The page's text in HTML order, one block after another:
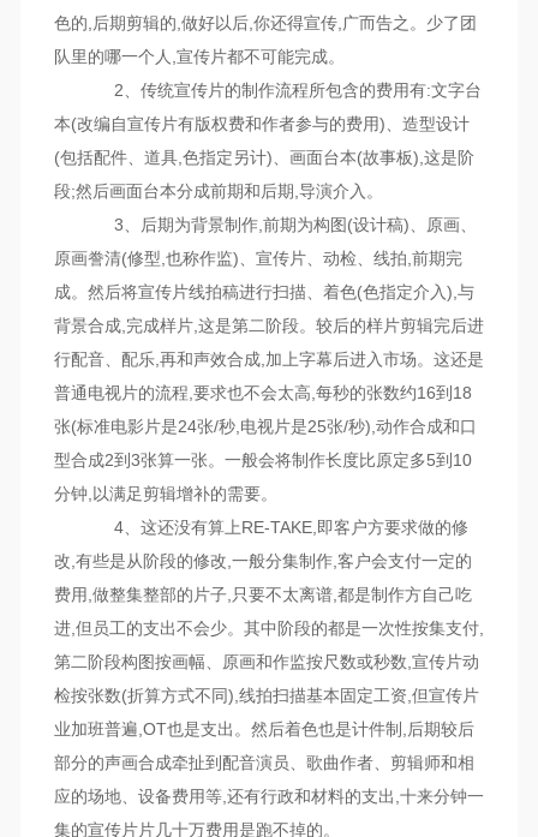
色的,后期剪辑的,做好以后,你还得宣传,广而告之。少了团
队里的哪一个人,宣传片都不可能完成。
2、传统宣传片的制作流程所包含的费用有:文字台
本(改编自宣传片有版权费和作者参与的费用)、造型设计
(包括配件、道具,色指定另计)、画面台本(故事板),这是阶
段;然后画面台本分成前期和后期,导演介入。
3、后期为背景制作,前期为构图(设计稿)、原画、
原画誊清(修型,也称作监)、宣传片、动检、线拍,前期完
成。然后将宣传片线拍稿进行扫描、着色(色指定介入),与
背景合成,完成样片,这是第二阶段。较后的样片剪辑完后进
行配音、配乐,再和声效合成,加上字幕后进入市场。这还是
普通电视片的流程,要求也不会太高,每秒的张数约16到18
张(标准电影片是24张/秒,电视片是25张/秒),动作合成和口
型合成2到3张算一张。一般会将制作长度比原定多5到10
分钟,以满足剪辑增补的需要。
4、这还没有算上RE-TAKE,即客户方要求做的修
改,有些是从阶段的修改,一般分集制作,客户会支付一定的
费用,做整集整部的片子,只要不太离谱,都是制作方自己吃
进,但员工的支出不会少。其中阶段的都是一次性按集支付,
第二阶段构图按画幅、原画和作监按尺数或秒数,宣传片动
检按张数(折算方式不同),线拍扫描基本固定工资,但宣传片
业加班普遍,OT也是支出。然后着色也是计件制,后期较后
部分的声画合成牵扯到配音演员、歌曲作者、剪辑师和相
应的场地、设备费用等,还有行政和材料的支出,十来分钟一
集的宣传片片几十万费用是跑不掉的。